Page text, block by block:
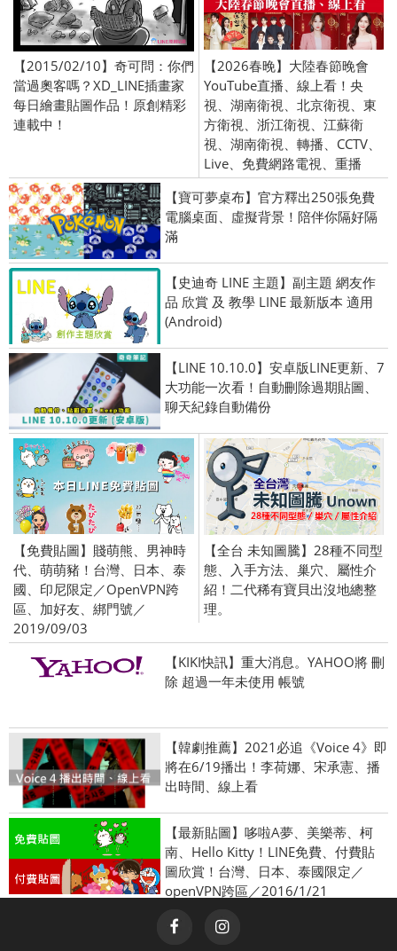
【2015/02/10】奇可問：你們
當過奧客嗎？XD_LINE插畫家
每日繪畫貼圖作品！原創精彩
連載中！
【2026春晚】大陸春節晚會
YouTube直播、線上看！央
視、湖南衛視、北京衛視、東
方衛視、浙江衛視、江蘇衛
視、湖南衛視、轉播、CCTV、
Live、免費網路電視、重播
【寶可夢桌布】官方釋出250張免費
電腦桌面、虛擬背景！陪伴你隔好隔
滿
【史迪奇 LINE 主題】副主題 網友作
品 欣賞 及 教學 LINE 最新版本 適用
(Android)
【LINE 10.10.0】安卓版LINE更新、7
大功能一次看！自動刪除過期貼圖、
聊天紀錄自動備份
【免費貼圖】賤萌熊、男神時
代、萌萌豬！台灣、日本、泰
國、印尼限定／OpenVPN跨
區、加好友、綁門號／
2019/09/03
【全台 未知圖騰】28種不同型
態、入手方法、巢穴、屬性介
紹！二代稀有寶貝出沒地總整
理。
【KIKI快訊】重大消息。YAHOO將 刪
除 超過一年未使用 帳號
【韓劇推薦】2021必追《Voice 4》即
將在6/19播出！李荷娜、宋承憲、播
出時間、線上看
【最新貼圖】哆啦A夢、美樂蒂、柯
南、Hello Kitty！LINE免費、付費貼
圖欣賞！台灣、日本、泰國限定／
openVPN跨區／2016/1/21